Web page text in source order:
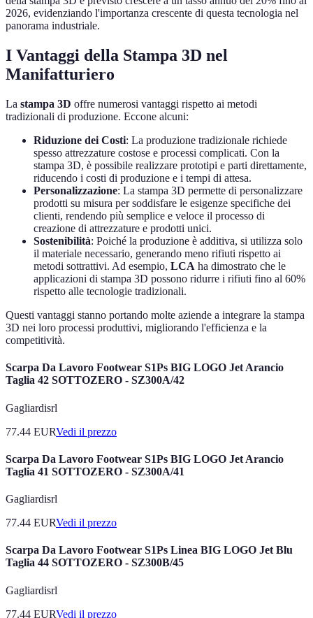
2026, evidenziando l'importanza crescente di questa tecnologia nel
panorama industriale.
I Vantaggi della Stampa 3D nel
Manifatturiero
La stampa 3D offre numerosi vantaggi rispetto ai metodi
tradizionali di produzione. Eccone alcuni:
Riduzione dei Costi: La produzione tradizionale richiede
spesso attrezzature costose e processi complicati. Con la
stampa 3D, è possibile realizzare prototipi e parti direttamente,
riducendo i costi di produzione e i tempi di attesa.
Personalizzazione: La stampa 3D permette di personalizzare
prodotti su misura per soddisfare le esigenze specifiche dei
clienti, rendendo più semplice e veloce il processo di
creazione di attrezzature e prodotti unici.
Sostenibilità: Poiché la produzione è additiva, si utilizza solo
il materiale necessario, generando meno rifiuti rispetto ai
metodi sottrattivi. Ad esempio, LCA ha dimostrato che le
applicazioni di stampa 3D possono ridurre i rifiuti fino al 60%
rispetto alle tecnologie tradizionali.
Questi vantaggi stanno portando molte aziende a integrare la stampa
3D nei loro processi produttivi, migliorando l'efficienza e la
competitività.
Scarpa Da Lavoro Footwear S1Ps BIG LOGO Jet Arancio
Taglia 42 SOTTOZERO - SZ300A/42
Gagliardisrl
77.44 EURVedi il prezzo
Scarpa Da Lavoro Footwear S1Ps BIG LOGO Jet Arancio
Taglia 41 SOTTOZERO - SZ300A/41
Gagliardisrl
77.44 EURVedi il prezzo
Scarpa Da Lavoro Footwear S1Ps Linea BIG LOGO Jet Blu
Taglia 44 SOTTOZERO - SZ300B/45
Gagliardisrl
77.44 EURVedi il prezzo